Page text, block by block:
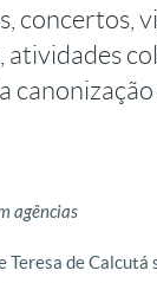
concertos,
atividades
agências
Teresa de Calcutá